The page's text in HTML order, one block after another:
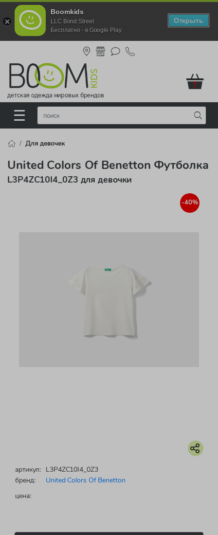
Boomkids
LLC Bond Street
Бесплатно - в Google Play
Открыть
детская одежда мировых брендов
!
Для девочек
United Colors Of Benetton Футболка
L3P4ZC10I4_0Z3 для девочки
-40%
артикул: L3P4ZC10I4_0Z3
бренд:
United Colors Of Benetton
цена: